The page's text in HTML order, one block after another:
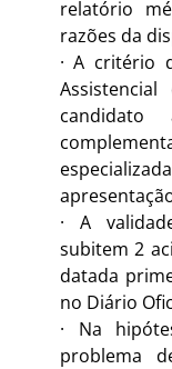
relatório
razões da
·A critério
candidato
· A
subitem 2
datada
no Diário
· Na
problema